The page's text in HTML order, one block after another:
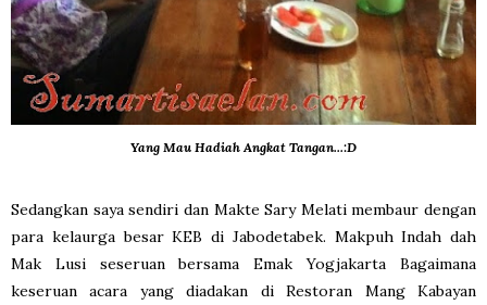
Yang Mau Hadiah Angkat Tangan...:D
Sedangkan saya sendiri dan Makte Sary Melati membaur dengan
para kelaurga besar KEB di Jabodetabek. Makpuh Indah dah
Mak Lusi seseruan bersama Emak Yogjakarta Bagaimana
keseruan acara yang diadakan di Restoran Mang Kabayan